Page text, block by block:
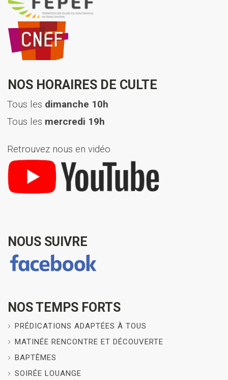
NOS HORAIRES DE CULTE
Tous les dimanche 10h
Tous les mercredi 19h
Retrouvez nous en vidéo
NOUS SUIVRE
NOS TEMPS FORTS
PRÉDICATIONS ADAPTÉES À TOUS
MATINÉE RENCONTRE ET DÉCOUVERTE
BAPTÊMES
SOIRÉE LOUANGE